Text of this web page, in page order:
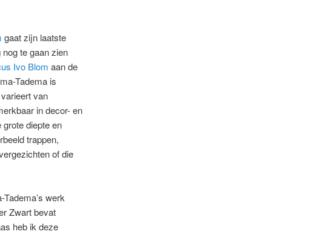
gaat zijn laatste
te gaan zien
Ivo Blom aan de
Tadema is
van
in decor- en
diepte en
trappen,
of die
werk
Zwart bevat
heb ik deze